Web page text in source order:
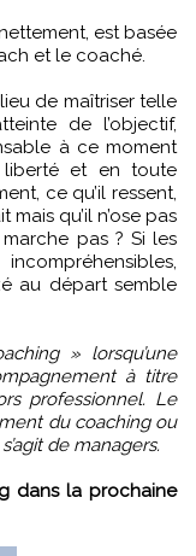
est basée
et le coaché.
de maîtriser telle
de l’objectif,
à ce moment
et en toute
ce qu’il ressent,
mais qu’il n’ose pas
pas ? Si les
au départ semble
» lorsqu’une
à titre
professionnel. Le
du coaching ou
de managers.
dans la prochaine